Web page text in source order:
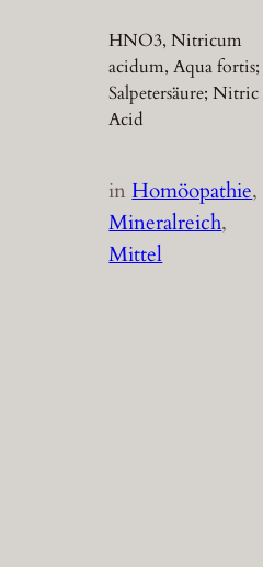
HNO3, Nitricum
acidum, Aqua fortis;
Salpetersäure; Nitric
Acid
inHomöopathie
Mineralreich
Mittel